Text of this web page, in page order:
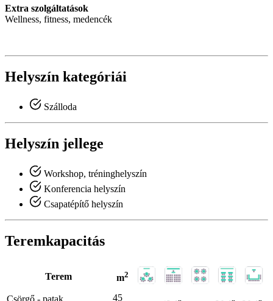
Extra szolgáltatások
Wellness, fitness, medencék
Helyszín kategóriái
Szálloda
Helyszín jellege
Workshop, tréninghelyszín
Konferencia helyszín
Csapatépítő helyszín
Teremkapacitás
Terem m2
Csörgő - patak
45